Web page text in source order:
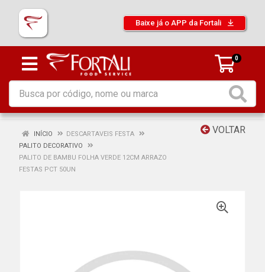
Baixe já o APP da Fortali
0
VOLTAR
INÍCIO
DESCARTAVEIS FESTA
PALITO DECORATIVO
PALITO DE BAMBU FOLHA VERDE 12CM ARRAZO
FESTAS PCT 50UN